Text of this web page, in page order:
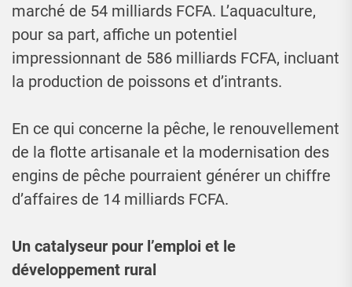
marché de 54 milliards FCFA. L’aquaculture,
pour sa part, affiche un potentiel
impressionnant de 586 milliards FCFA, incluant
la production de poissons et d’intrants.
En ce qui concerne la pêche, le renouvellement
de la flotte artisanale et la modernisation des
engins de pêche pourraient générer un chiffre
d’affaires de 14 milliards FCFA.
Un catalyseur pour l’emploi et le
développement rural